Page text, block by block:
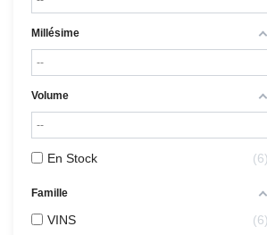
Millésime
Volume
En Stock 6
Famille
VINS 6